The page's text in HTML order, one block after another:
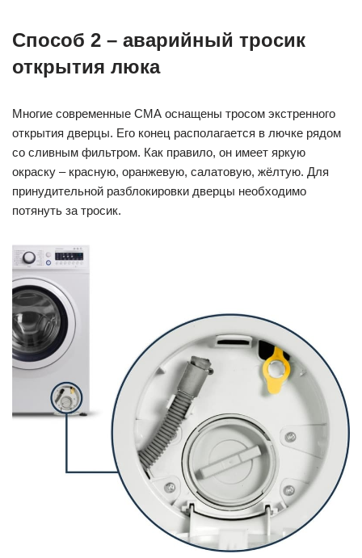
Способ 2 – аварийный тросик
открытия люка
Многие современные СМА оснащены тросом экстренного
открытия дверцы. Его конец располагается в лючке рядом
со сливным фильтром. Как правило, он имеет яркую
окраску – красную, оранжевую, салатовую, жёлтую. Для
принудительной разблокировки дверцы необходимо
потянуть за тросик.